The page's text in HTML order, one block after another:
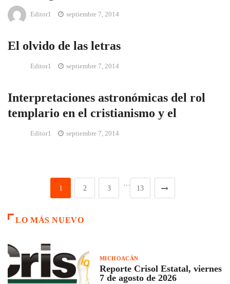
Editor1 septiembre 7, 2014
El olvido de las letras
Editor1 septiembre 7, 2014
Interpretaciones astronómicas del rol
templario en el cristianismo y el
Editor1 septiembre 7, 2014
1 2 3 13
LO MÁS NUEVO
MICHOACÁN
Reporte Crisol Estatal, viernes
7 de agosto de 2026